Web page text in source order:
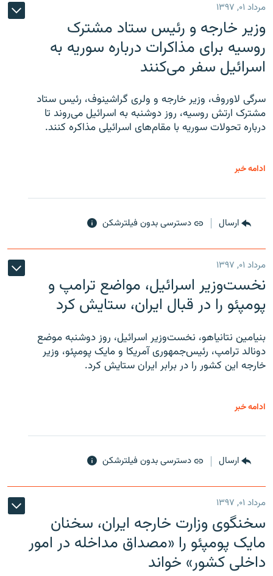
مرداد ۰۱, ۱۳۹۷
وزیر خارجه و رئیس‌ ستاد مشترک
روسیه برای مذاکرات درباره سوریه به
اسرائیل سفر می‌کنند
سرگی لاوروف، وزیر خارجه و ولری گراشینوف، رئیس ستاد
مشترک ارتش روسیه، روز دوشنبه به اسرائیل می‌روند تا
درباره تحولات سوریه با مقام‌های اسرائیلی مذاکره کنند.
ادامه خبر
ارسال دسترسی بدون فیلترشکن
مرداد ۰۱, ۱۳۹۷
نخست‌وزیر اسرائیل، مواضع ترامپ و
پومپئو را در قبال ایران، ستایش کرد
بنیامین نتانیاهو، نخست‌وزیر اسرائیل، روز دوشنبه موضع
دونالد ترامپ، رئیس‌جمهوری آمریکا و مایک پومپئو، وزیر
خارجه این کشور را در برابر ایران ستایش کرد.
ادامه خبر
ارسال دسترسی بدون فیلترشکن
مرداد ۰۱, ۱۳۹۷
سخنگوی وزارت خارجه ایران، سخنان
مایک پومپئو را «مصداق مداخله در امور
داخلی کشور» خواند